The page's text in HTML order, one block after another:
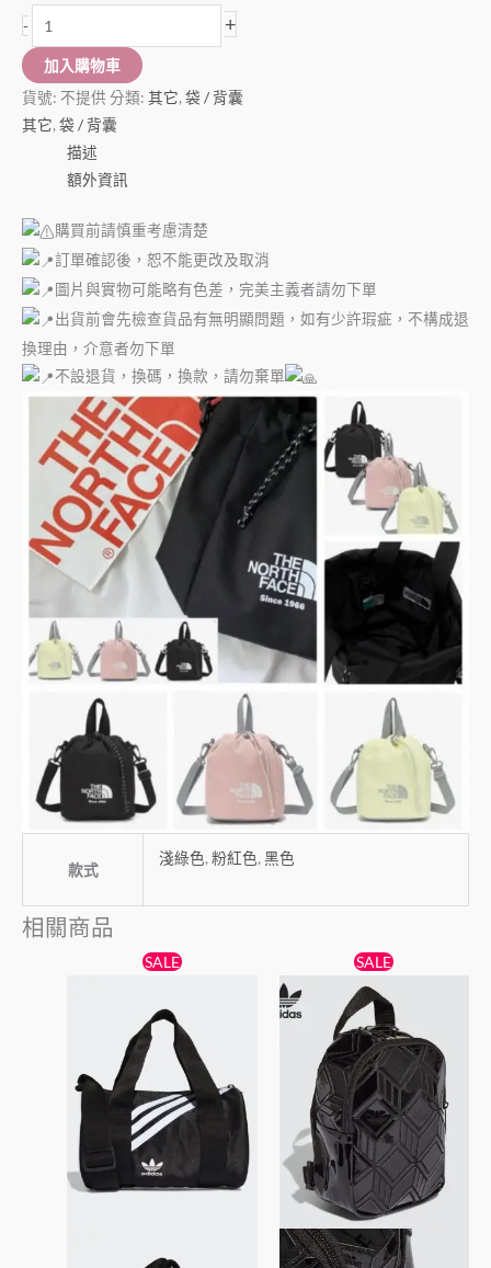
- +
加入購物車
貨號: 不提供 分類: 其它, 袋 / 背囊
其它, 袋 / 背囊
描述
額外資訊
購買前請慎重考慮清楚
訂單確認後，恕不能更改及取消
圖片與實物可能略有色差，完美主義者請勿下單
出貨前會先檢查貨品有無明顯問題，如有少許瑕疵，不構成退
換理由，介意者勿下單
不設退貨，換碼，換款，請勿棄單
款式
淺綠色, 粉紅色, 黑色
相關商品
SALE
$239。
目
前
格：
$188。
SALE
格：
$299。
目
前
價
格：
$199。